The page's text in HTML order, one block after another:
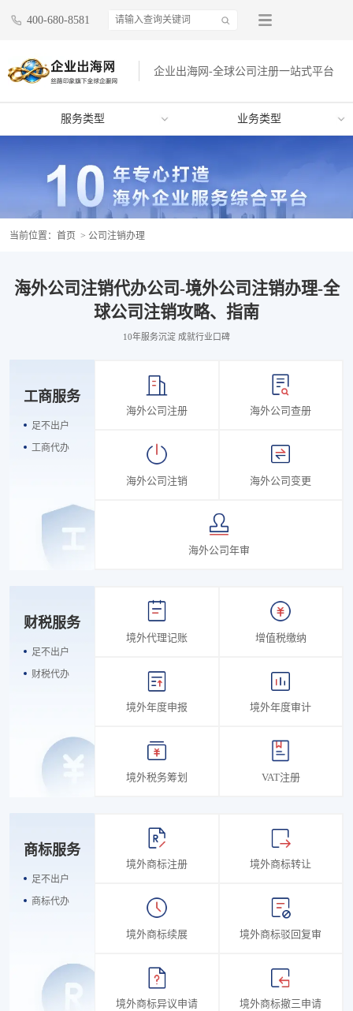
400-680-8581
企业出海网-全球公司注册一站式平台
服务类型 业务类型
当前位置： 首页 > 公司注销办理
海外公司注销代办公司-境外公司注销办理-全
球公司注销攻略、指南
10年服务沉淀 成就行业口碑
工商服务
足不出户
工商代办
海外公司注册 海外公司查册
海外公司注销 海外公司变更
海外公司年审
财税服务
足不出户
财税代办
境外代理记账 增值税缴纳
境外年度申报 境外年度审计
境外税务筹划 VAT注册
商标服务
足不出户
商标代办
境外商标注册 境外商标转让
境外商标续展 境外商标驳回复审
境外商标异议申请 境外商标撤三申请